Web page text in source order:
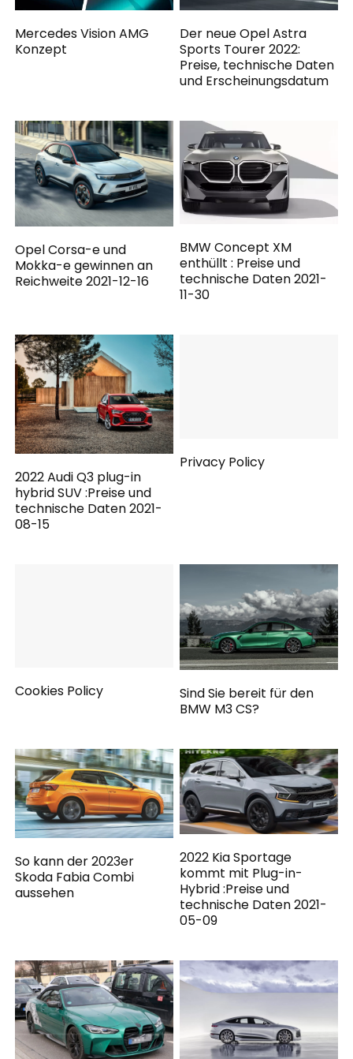
Mercedes Vision AMG
Konzept
Der neue Opel Astra
Sports Tourer 2022:
Preise, technische Daten
und Erscheinungsdatum
Opel Corsa-e und
Mokka-e gewinnen an
Reichweite 2021-12-16
BMW Concept XM
enthüllt : Preise und
technische Daten 2021-
11-30
2022 Audi Q3 plug-in
hybrid SUV :Preise und
technische Daten 2021-
08-15
Privacy Policy
Cookies Policy
Sind Sie bereit für den
BMW M3 CS?
So kann der 2023er
Skoda Fabia Combi
aussehen
2022 Kia Sportage
kommt mit Plug-in-
Hybrid :Preise und
technische Daten 2021-
05-09